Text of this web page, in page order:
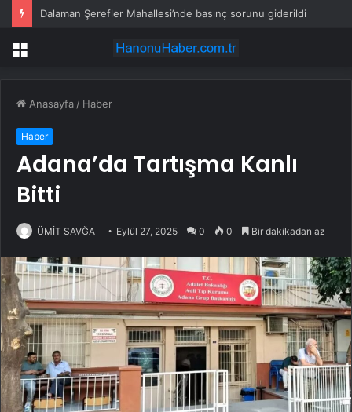
Dalaman Şerefler Mahallesi’nde basınç sorunu giderildi
Menü
Anasayfa / Haber
Haber
Adana’da Tartışma Kanlı
Bitti
ÜMİT SAVĞA Eylül 27, 2025 0 0 Bir dakikadan az